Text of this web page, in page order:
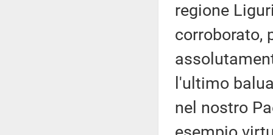
regione
corroborato,
l'ultimo
nel nostro